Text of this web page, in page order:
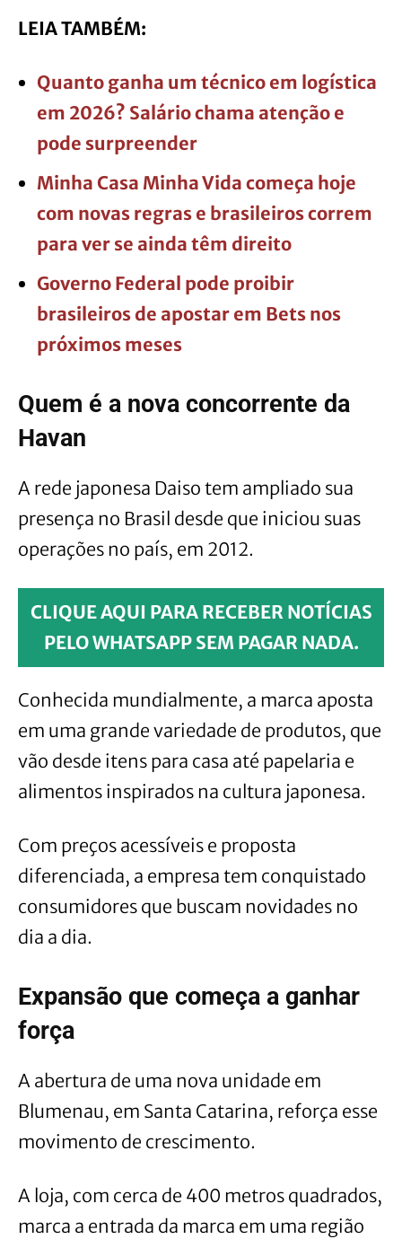
LEIA TAMBÉM:
Quanto ganha um técnico em logística
em 2026? Salário chama atenção e
pode surpreender
Minha Casa Minha Vida começa hoje
com novas regras e brasileiros correm
para ver se ainda têm direito
Governo Federal pode proibir
brasileiros de apostar em Bets nos
próximos meses
Quem é a nova concorrente da
Havan
A rede japonesa Daiso tem ampliado sua
presença no Brasil desde que iniciou suas
operações no país, em 2012.
CLIQUE AQUI PARA RECEBER NOTÍCIAS
PELO WHATSAPP SEM PAGAR NADA.
Conhecida mundialmente, a marca aposta
em uma grande variedade de produtos, que
vão desde itens para casa até papelaria e
alimentos inspirados na cultura japonesa.
Com preços acessíveis e proposta
diferenciada, a empresa tem conquistado
consumidores que buscam novidades no
dia a dia.
Expansão que começa a ganhar
força
A abertura de uma nova unidade em
Blumenau, em Santa Catarina, reforça esse
movimento de crescimento.
A loja, com cerca de 400 metros quadrados,
marca a entrada da marca em uma região